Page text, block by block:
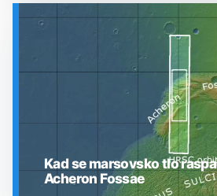
Kad se marsovsko tlo
Acheron Fossae